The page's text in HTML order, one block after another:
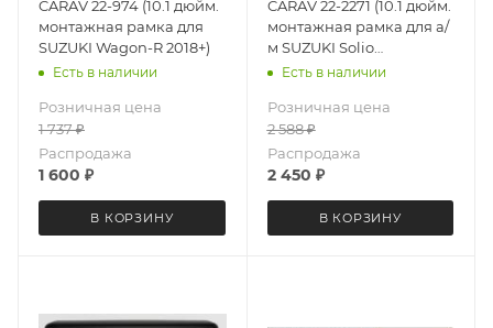
CARAV 22-974 (10.1 дюйм.
монтажная рамка для
SUZUKI Wagon-R 2018+)
Есть в наличии
Розничная цена
1 737₽
Распродажа
1 600 ₽
В КОРЗИНУ
CARAV 22-2271 (10.1 дюйм.
монтажная рамка для а/
м SUZUKI Solio
(MA27S/MA37S) 2020+
Есть в наличии
Розничная цена
2 588₽
Распродажа
2 450 ₽
В КОРЗИНУ